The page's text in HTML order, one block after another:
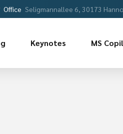
Office Seligmannallee 6, 30173
Keynotes MS